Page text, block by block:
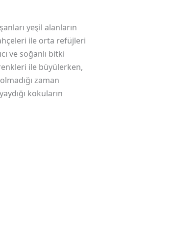
yeşil alanların
ile orta refüjleri
ve soğanlı bitki
ile büyülerken,
zaman
kokuların